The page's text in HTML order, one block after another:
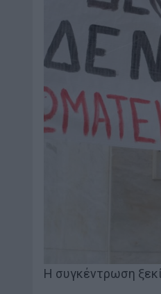
Η συγκέντρωση